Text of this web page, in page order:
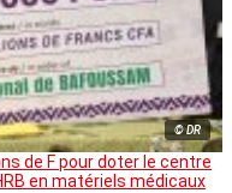
© DR
de F pour doter le centre
en matériels médicaux